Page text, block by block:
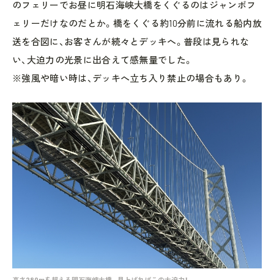
のフェリーでお昼に明石海峡大橋をくぐるのはジャンボフ
ェリーだけなのだとか。橋をくぐる約10分前に流れる船内放
送を合図に、お客さんが続々とデッキへ。普段は見られな
い、大迫力の光景に出合えて感無量でした。
※強風や暗い時は、デッキへ立ち入り禁止の場合もあり。